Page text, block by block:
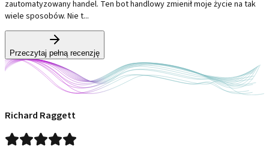
zautomatyzowany handel. Ten bot handlowy zmienił moje życie na tak
wiele sposobów. Nie t...
Przeczytaj pełną recenzję
Richard Raggett